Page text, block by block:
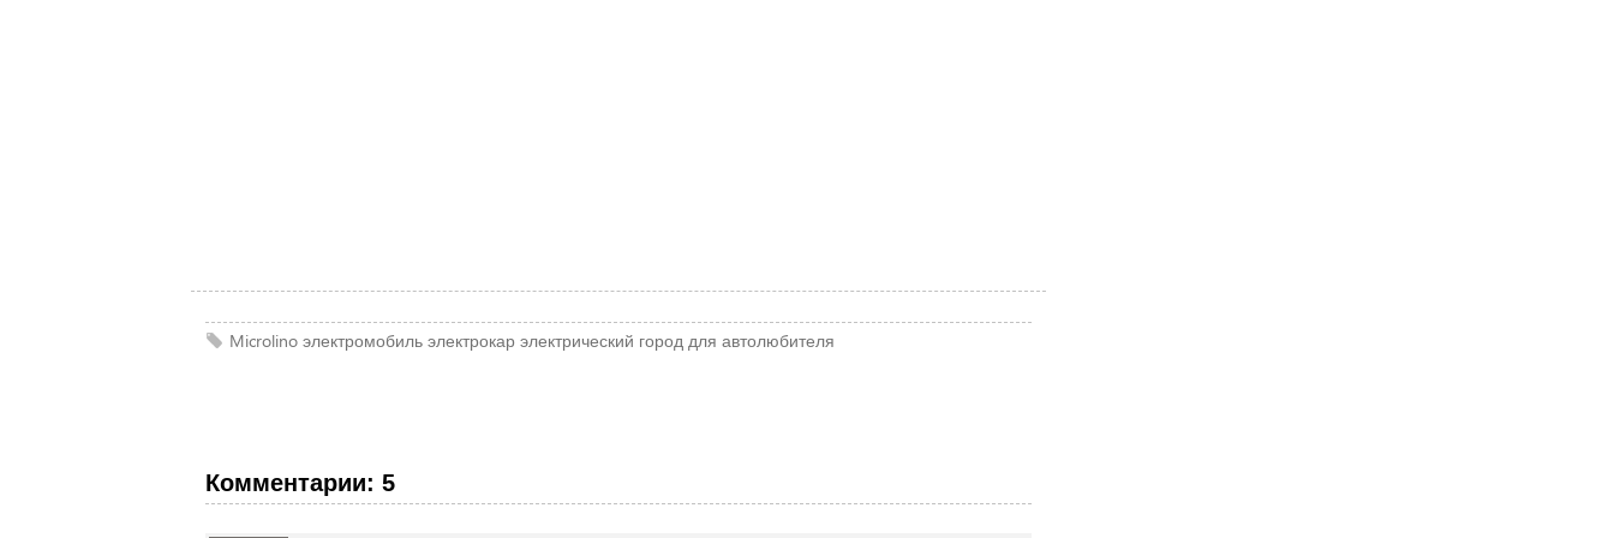
Microlino электромобиль электрокар электрический город для автолюбителя
Комментарии: 5